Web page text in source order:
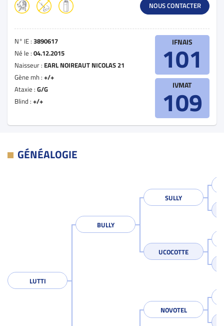
NOUS CONTACTER
N° IE : 3890617
Né le : 04.12.2015
Naisseur : EARL NOIREAUT NICOLAS 21
Gène mh : +/+
Ataxie : G/G
Blind : +/+
IFNAIS
101
IVMAT
109
GÉNÉALOGIE
LUTTI
BULLY
SULLY
UCOCOTTE
NOVOTEL